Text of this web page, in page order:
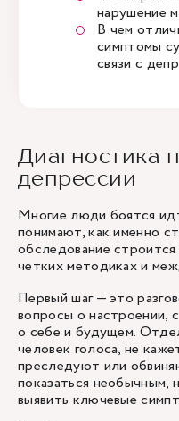
нарушение
В чем
симптомы
связи с
Диагностика
депрессии
Многие люди боятся
понимают, как именно
обследование строится
четких методиках и
Первый шаг — это
вопросы о настроении,
о себе и будущем.
человек голоса, не
преследуют или
показаться необычным,
выявить ключевые